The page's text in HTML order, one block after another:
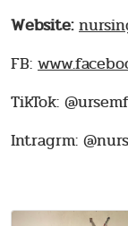
Website:
FB:
TikTok:
Intragrm: